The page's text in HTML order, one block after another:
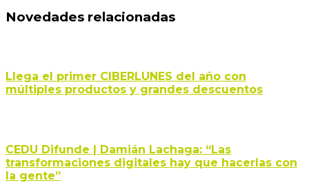
Novedades relacionadas
Llega el primer CIBERLUNES del año con
múltiples productos y grandes descuentos
CEDU Difunde | Damián Lachaga: “Las
transformaciones digitales hay que hacerlas con
la gente”